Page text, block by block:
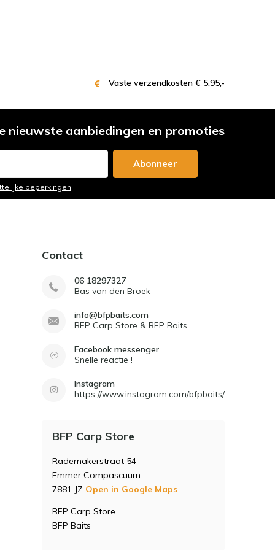
Vaste verzendkosten € 5,95,-
nieuwste aanbiedingen en promoties
Abonneer
beperkingen
Contact
06 18297327
Bas van den Broek
info@bfpbaits.com
BFP Carp Store & BFP Baits
Facebook messenger
Snelle reactie !
Instagram
https://www.instagram.com/bfpbaits/
BFP Carp Store
Rademakerstraat 54
Emmer Compascuum
7881 JZ Open in Google Maps
BFP Carp Store
BFP Baits